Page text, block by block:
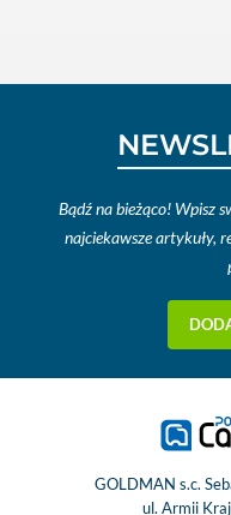
Bądź na bieżąco! Wpisz
najciekawsze artykuły,
GOLDMAN s.c.
ul. Armii